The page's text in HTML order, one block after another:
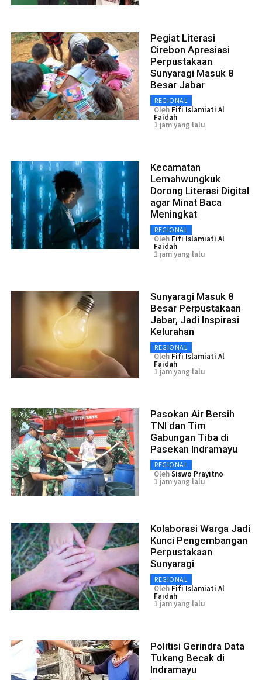
Pegiat Literasi
Cirebon Apresiasi
Perpustakaan
Sunyaragi Masuk 8
Besar Jabar
REGIONAL
Oleh Fifi Islamiati Al
Faidah
1 jam yang lalu
Kecamatan
Lemahwungkuk
Dorong Literasi Digital
agar Minat Baca
Meningkat
REGIONAL
Oleh Fifi Islamiati Al
Faidah
1 jam yang lalu
Sunyaragi Masuk 8
Besar Perpustakaan
Jabar, Jadi Inspirasi
Kelurahan
REGIONAL
Oleh Fifi Islamiati Al
Faidah
1 jam yang lalu
Pasokan Air Bersih
TNI dan Tim
Gabungan Tiba di
Pasekan Indramayu
REGIONAL
OlehSiswo Prayitno
1 jam yang lalu
Kolaborasi Warga Jadi
Kunci Pengembangan
Perpustakaan
Sunyaragi
REGIONAL
Oleh Fifi Islamiati Al
Faidah
1 jam yang lalu
Politisi Gerindra Data
Tukang Becak di
Indramayu